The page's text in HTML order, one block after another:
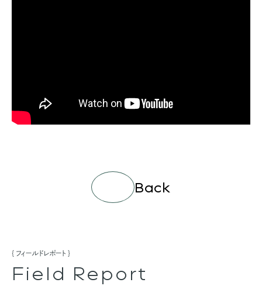
Back
フィールドレポート
Field Report